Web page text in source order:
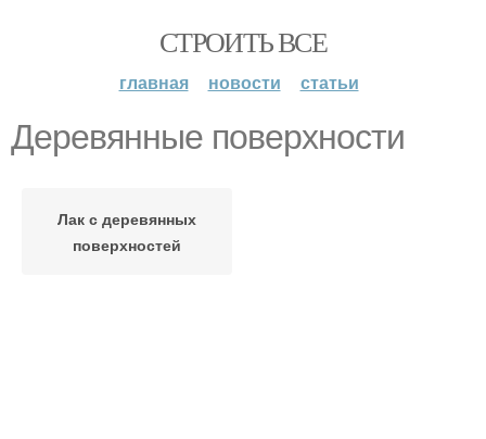
СТРОИТЬ ВСЕ
главная новости статьи
Деревянные поверхности
Лак с деревянных
поверхностей